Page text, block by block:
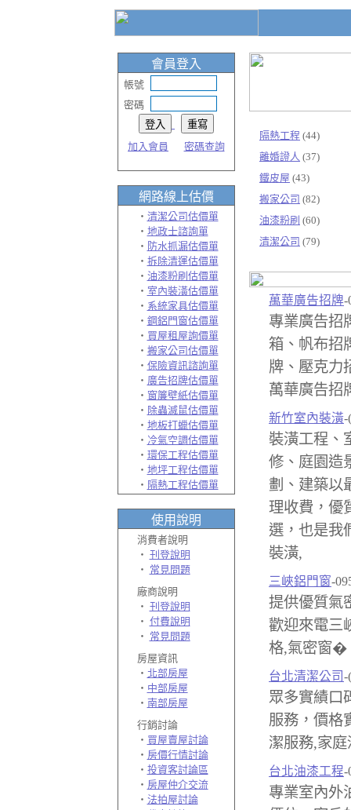
會員登入
帳號
密碼
加入會員 密碼查詢
網路線上估價
‧ 清潔公司估價單
‧ 地政士諮詢單
‧ 防水抓漏估價單
‧ 拆除清運估價單
‧ 油漆粉刷估價單
‧ 室內裝潢估價單
‧ 系統家具估價單
‧ 鋼鋁門窗估價單
‧ 買屋租屋詢價單
‧ 搬家公司估價單
‧ 保險資訊諮詢單
‧ 廣告招牌估價單
‧ 窗簾壁紙估價單
‧ 除蟲滅鼠估價單
‧ 地板打蠟估價單
‧ 冷氣空調估價單
‧ 環保工程估價單
‧ 地坪工程估價單
‧ 隔熱工程估價單
使用說明
消費者說明
‧ 刊登說明
‧ 常見問題
廠商說明
‧ 刊登說明
‧ 付費說明
‧ 常見問題
房屋資訊
‧ 北部房屋
‧ 中部房屋
‧ 南部房屋
行銷討論
‧ 買屋賣屋討論
‧ 房價行情討論
‧ 投資客討論區
‧ 房屋仲介交流
‧ 法拍屋討論
隔熱工程 (44)
離婚證人 (37)
鐵皮屋 (43)
搬家公司 (82)
油漆粉刷 (60)
清潔公司 (79)
萬華廣告招牌-
專業廣告招
箱、帆布招
牌、壓克力
萬華廣告招
新竹室內裝潢-
裝潢工程、
修、庭園造
劃、建築以
理收費，優
選，也是我
裝潢,
三峽鋁門窗-
提供優質氣
歡迎來電三
格,氣密窗�
台北清潔公司 -
眾多實績口
服務，價格
潔服務,家
台北油漆工程-
專業室內外